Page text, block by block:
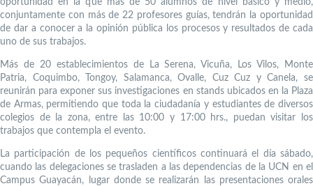
conjuntamente con más de 22 profesores guías, tendrán la oportunidad
de dar a conocer a la opinión pública los procesos y resultados de cada
uno de sus trabajos.
Más de 20 establecimientos de La Serena, Vicuña, Los Vilos, Monte
Patria, Coquimbo, Tongoy, Salamanca, Ovalle, Cuz Cuz y Canela, se
reunirán para exponer sus investigaciones en stands ubicados en la Plaza
de Armas, permitiendo que toda la ciudadanía y estudiantes de diversos
colegios de la zona, entre las 10:00 y 17:00 hrs., puedan visitar los
trabajos que contempla el evento.
La participación de los pequeños científicos continuará el día sábado,
cuando las delegaciones se trasladen a las dependencias de la UCN en el
Campus Guayacán, lugar donde se realizarán las presentaciones orales